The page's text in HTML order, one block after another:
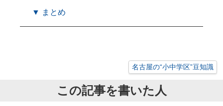
▼ まとめ
名古屋の“小中学区”豆知識
この記事を書いた人